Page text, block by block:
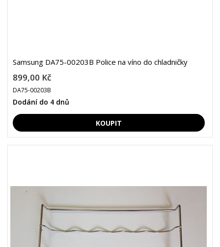
Samsung DA75-00203B Police na víno do chladničky
899,00 Kč
DA75-00203B
Dodání do 4 dnů